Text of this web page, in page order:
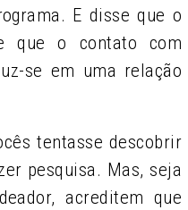
E disse que o
que o contato com
se em uma relação
tentasse descobrir
pesquisa. Mas, seja
acreditem que